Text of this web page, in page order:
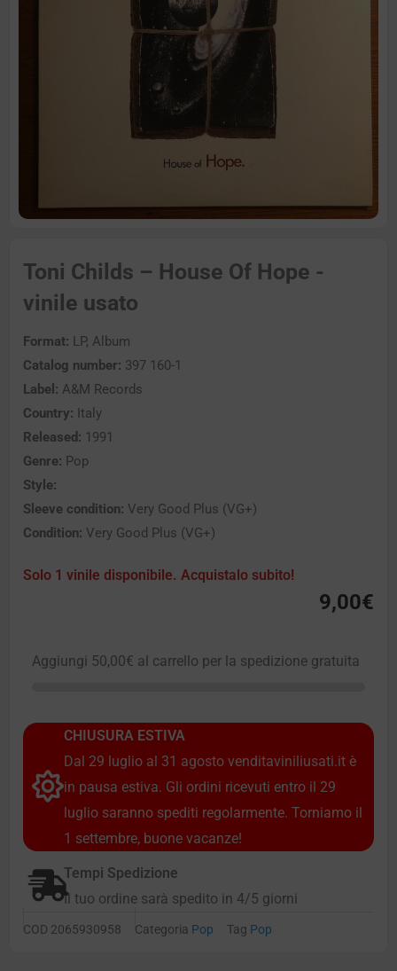
Toni Childs – House Of Hope -
vinile usato
Format: LP, Album
Catalog number: 397 160-1
Label: A&M Records
Country: Italy
Released: 1991
Genre: Pop
Style:
Sleeve condition: Very Good Plus (VG+)
Condition: Very Good Plus (VG+)
Solo 1 vinile disponibile. Acquistalo subito!
9,00€
Aggiungi 50,00€ al carrello per la spedizione gratuita
CHIUSURA ESTIVA
Dal 29 luglio al 31 agosto venditaviniliusati.it è
in pausa estiva. Gli ordini ricevuti entro il 29
luglio saranno spediti regolarmente. Torniamo il
1 settembre, buone vacanze!
Tempi Spedizione
Il tuo ordine sarà spedito in 4/5 giorni
COD 2065930958 Categoria Pop Tag Pop